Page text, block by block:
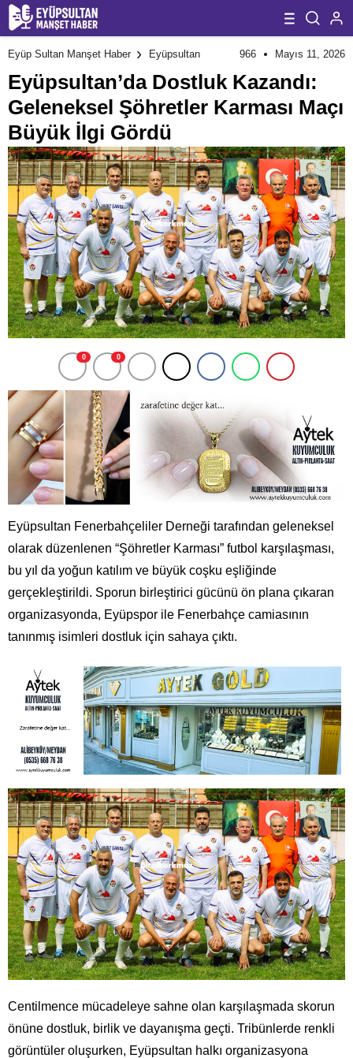
Eyüp Sultan Manşet Haber Eyüpsultan 966 Mayıs 11, 2026
Eyüpsultan’da Dostluk Kazandı:
Geleneksel Şöhretler Karması Maçı
Büyük İlgi Gördü
0 0
Eyüpsultan Fenerbahçeliler Derneği tarafından geleneksel
olarak düzenlenen “Şöhretler Karması” futbol karşılaşması,
bu yıl da yoğun katılım ve büyük coşku eşliğinde
gerçekleştirildi. Sporun birleştirici gücünü ön plana çıkaran
organizasyonda, Eyüpspor ile Fenerbahçe camiasının
tanınmış isimleri dostluk için sahaya çıktı.
Centilmence mücadeleye sahne olan karşılaşmada skorun
önüne dostluk, birlik ve dayanışma geçti. Tribünlerde renkli
görüntüler oluşurken, Eyüpsultan halkı organizasyona